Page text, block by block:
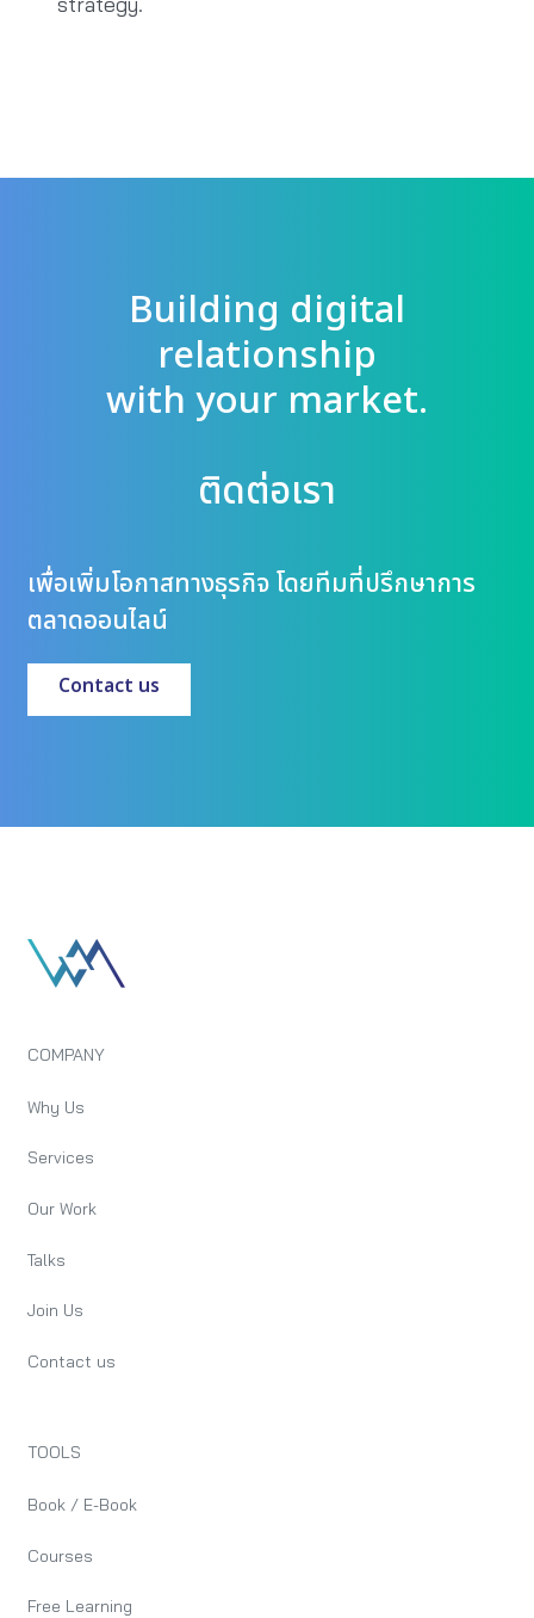
Building digital
relationship
with your market.
ติดต่อเรา
เพื่อเพิ่มโอกาสทางธุรกิจ โดยทีมที่ปรึกษาการ
ตลาดออนไลน์
Contact us
COMPANY
Why Us
Services
Our Work
Talks
Join Us
Contact us
TOOLS
Book / E-Book
Courses
Free Learning